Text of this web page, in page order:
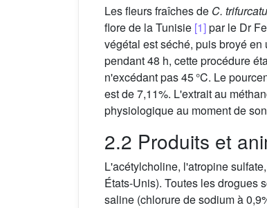
Les fleurs fraîches de C.
flore de la Tunisie [1]par le Dr
végétal est séché, puis broyé
pendant 48 h, cette procédure
n'excédant pas 45 °C. Le
est de 7,11%. L'extrait au
physiologique au moment de
2.2 Produits et
L'acétylcholine, l'atropine
États-Unis). Toutes les drogues
saline (chlorure de sodium à